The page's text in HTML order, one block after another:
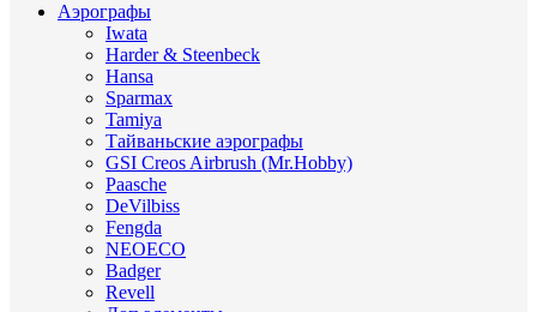
Аэрографы
Iwata
Harder & Steenbeck
Hansa
Sparmax
Tamiya
Тайваньские аэрографы
GSI Creos Airbrush (Mr.Hobby)
Paasche
DeVilbiss
Fengda
NEOECO
Badger
Revell